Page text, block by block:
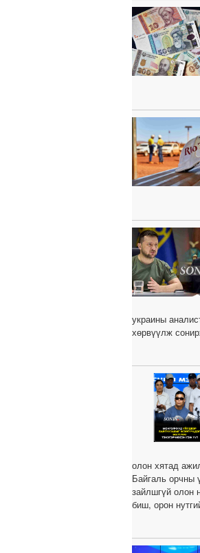
украины
хөрвүүлж
олон хятад
Байгаль орчны
зайлшгүй олон
биш, орон